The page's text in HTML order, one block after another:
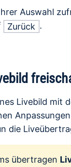
Auswahl
Zurück .
Livebild mit
die
übertragen